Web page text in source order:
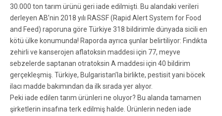
30.000 ton tarım ürünü geri iade edilmişti. Bu alandaki verileri
derleyen AB’nin 2018 yılı RASSF (Rapid Alert System for Food
and Feed) raporuna göre Türkiye 318 bildirimle dünyada sicili en
kötü ülke konumunda! Raporda ayrıca şunlar belirtiliyor: Fındıkta
zehirli ve kanserojen aflatoksin maddesi için 77, meyve
sebzelerde saptanan otratoksin A maddesi için 40 bildirim
gerçekleşmiş. Türkiye, Bulgaristan’la birlikte, pestisit yani böcek
ilacı madde bakımından da ilk sırada yer alıyor.
Peki iade edilen tarım ürünleri ne oluyor? Bu alanda tamamen
şirketlerin insafına terk edilmiş halde. Ürünlerin neden iade